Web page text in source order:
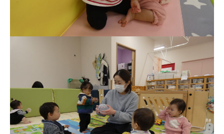
未就園児クラス
0歳親子登園［マカロンクラス ]
1歳・2歳親子登園［マリポサクラ
2歳児ひとり登園［ゆず組 ]
グループ施設・
関係先リンク